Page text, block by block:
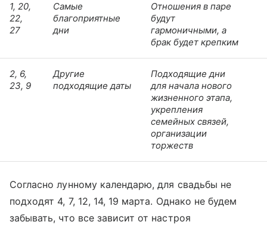
1, 20,
22,
27
Самые
благоприятные
дни
Отношения в паре
будут
гармоничными, а
брак будет крепким
2, 6,
23, 9
Другие
подходящие даты
Подходящие дни
для начала нового
жизненного этапа,
укрепления
семейных связей,
организации
торжеств
Согласно лунному календарю, для свадьбы не
подходят 4, 7, 12, 14, 19 марта. Однако не будем
забывать, что все зависит от настроя